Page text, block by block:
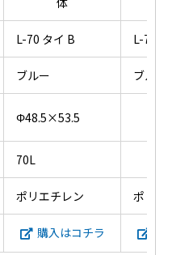
L-70 タイ B L-70
ブルー ブルー
Φ48.5×53.5
70L
ポリエチレン ポリエ
購入はコチラ